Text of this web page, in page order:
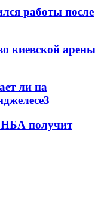
работы после
киевской арены
ли на
3
НБА получит